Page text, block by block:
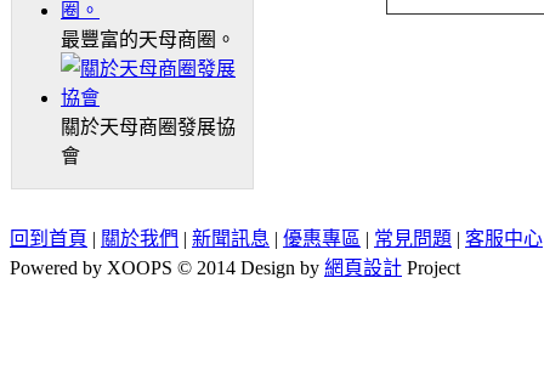
最豐富的天母商圈。
關於天母商圈發展協
會
回到首頁 | 關於我們 | 新聞訊息 | 優惠專區 | 常見問題 | 客服中心
Powered by XOOPS © 2014 Design by 網頁設計 Project